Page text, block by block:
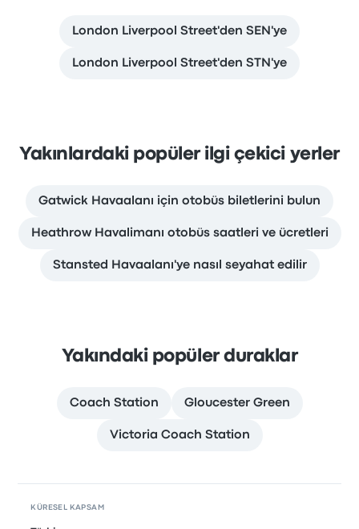
London Liverpool Street'den SEN'ye
London Liverpool Street'den STN'ye
Yakınlardaki popüler ilgi çekici yerler
Gatwick Havaalanı için otobüs biletlerini bulun
Heathrow Havalimanı otobüs saatleri ve ücretleri
Stansted Havaalanı'ye nasıl seyahat edilir
Yakındaki popüler duraklar
Coach Station Gloucester Green
Victoria Coach Station
KÜRESEL KAPSAM